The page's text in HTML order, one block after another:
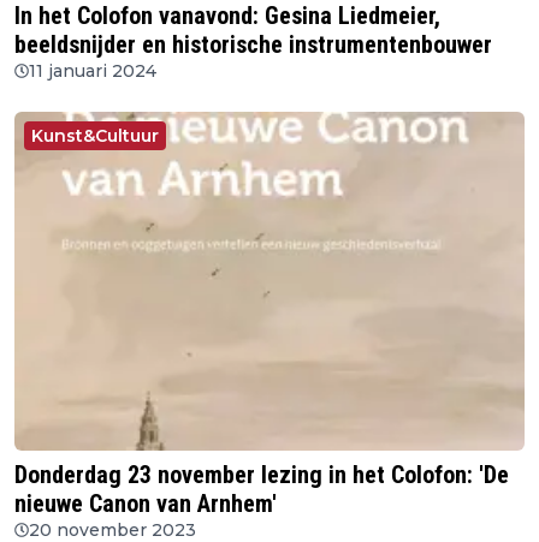
In het Colofon vanavond: Gesina Liedmeier,
beeldsnijder en historische instrumentenbouwer
11 januari 2024
Kunst&Cultuur
Donderdag 23 november lezing in het Colofon: 'De
nieuwe Canon van Arnhem'
20 november 2023